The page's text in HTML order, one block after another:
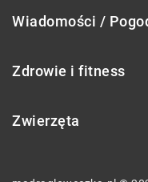
Wiadomości /
Zdrowie i fitness
Zwierzęta